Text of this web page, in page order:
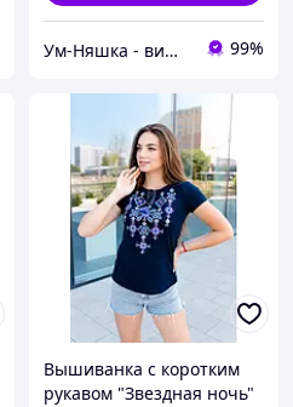
Ум-Няшка - вишиванки для всієї сім'ї та дитячий одяг 99%
Вышиванка с коротким
рукавом "Звездная ночь"